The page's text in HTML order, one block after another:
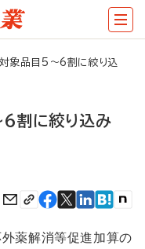
象品目5～6割に絞り込
6割に絞り込み
薬解消等促進加算の